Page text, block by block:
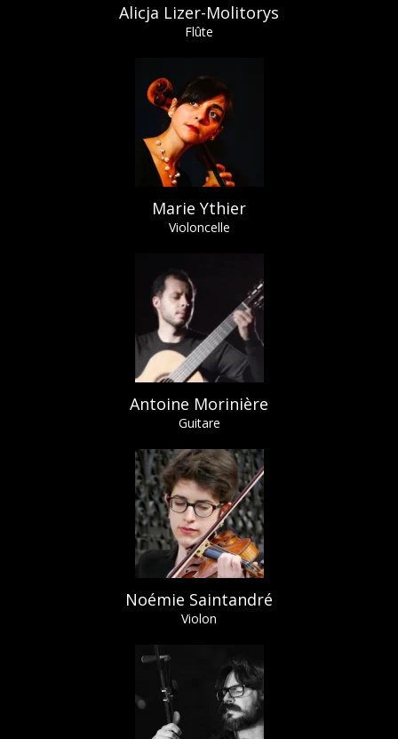
Alicja Lizer-Molitorys
Flûte
Marie Ythier
Violoncelle
Antoine Morinière
Guitare
Noémie Saintandré
Violon